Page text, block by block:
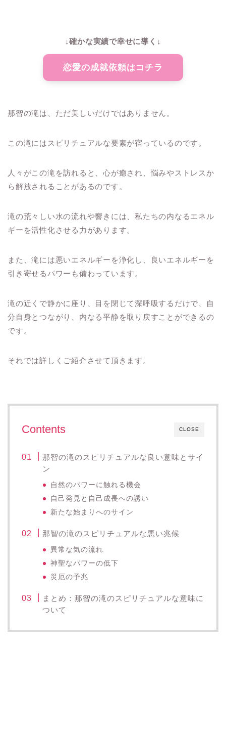
↓確かな実績で幸せに導く↓
恋愛の成就依頼はコチラ
那智の滝は、ただ美しいだけではありません。
この滝にはスピリチュアルな要素が宿っているのです。
人々がこの滝を訪れると、心が癒され、悩みやストレスか
ら解放されることがあるのです。
滝の荒々しい水の流れや響きには、私たちの内なるエネル
ギーを活性化させる力があります。
また、滝には悪いエネルギーを浄化し、良いエネルギーを
引き寄せるパワーも備わっています。
滝の近くで静かに座り、目を閉じて深呼吸するだけで、自
分自身とつながり、内なる平静を取り戻すことができるの
です。
それでは詳しくご紹介させて頂きます。
CLOSE
Contents
那智の滝のスピリチュアルな良い意味とサイ
ン
自然のパワーに触れる機会
自己発見と自己成長への誘い
新たな始まりへのサイン
那智の滝のスピリチュアルな悪い兆候
異常な気の流れ
神聖なパワーの低下
災厄の予兆
まとめ：那智の滝のスピリチュアルな意味に
ついて